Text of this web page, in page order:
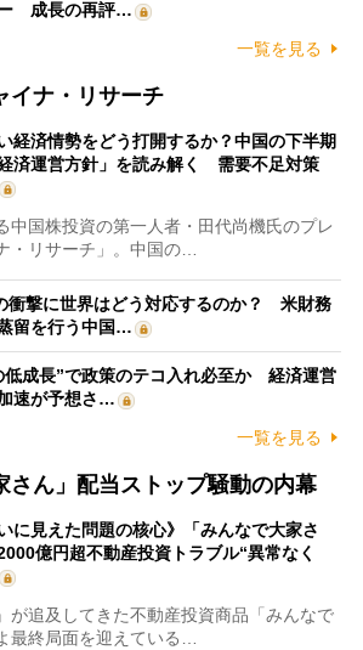
ー 成長の再評…
一覧を見る
イナ・リサーチ
経済情勢をどう打開するか？中国の下半期
済運営方針」を読み解く 需要不足対策
国株投資の第一人者・田代尚機氏のプレ
・リサーチ」。中国の…
衝撃に世界はどう対応するのか？ 米財務
留を行う中国…
低成長”で政策のテコ入れ必至か 経済運営
速が予想さ…
一覧を見る
さん」配当ストップ騒動の内幕
いに見えた問題の核心》「みんなで大家さ
億円超不動産投資トラブル“異常なく
追及してきた不動産投資商品「みんなで
最終局面を迎えている…